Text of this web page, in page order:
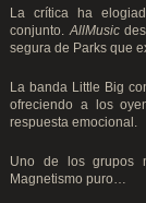
La crítica ha
conjunto.AllMusic
segura de Parks que
La banda Little Big
ofreciendo a los
respuesta emocional.
Uno de los grupos
Magnetismo puro…